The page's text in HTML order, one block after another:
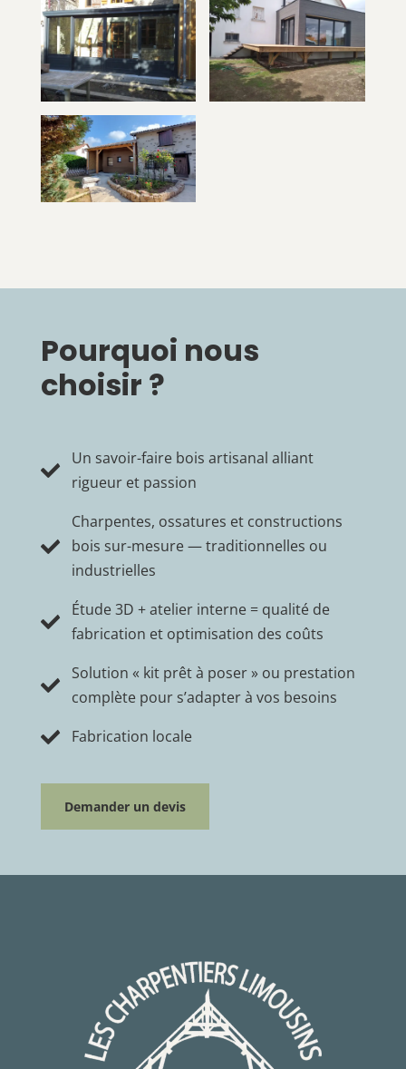
Pourquoi nous
choisir ?

Un savoir-faire bois artisanal alliant
rigueur et passion

Charpentes, ossatures et constructions
bois sur-mesure — traditionnelles ou
industrielles

Étude 3D + atelier interne = qualité de
fabrication et optimisation des coûts

Solution « kit prêt à poser » ou prestation
complète pour s’adapter à vos besoins

Fabrication locale
Demander un devis